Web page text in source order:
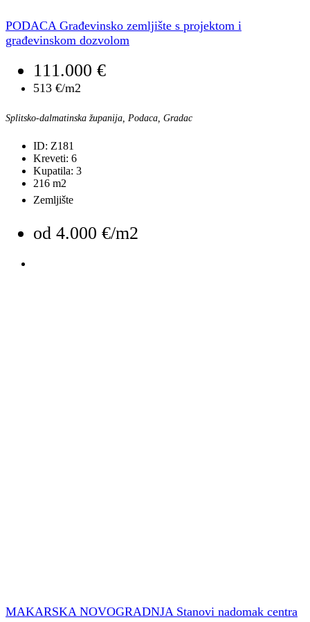
PODACA Građevinsko zemljište s projektom i
građevinskom dozvolom
111.000 €
513 €/m2
Splitsko-dalmatinska županija, Podaca, Gradac
ID: Z181
Kreveti: 6
Kupatila: 3
216 m2
Zemljište
od 4.000 €/m2
MAKARSKA NOVOGRADNJA Stanovi nadomak centra